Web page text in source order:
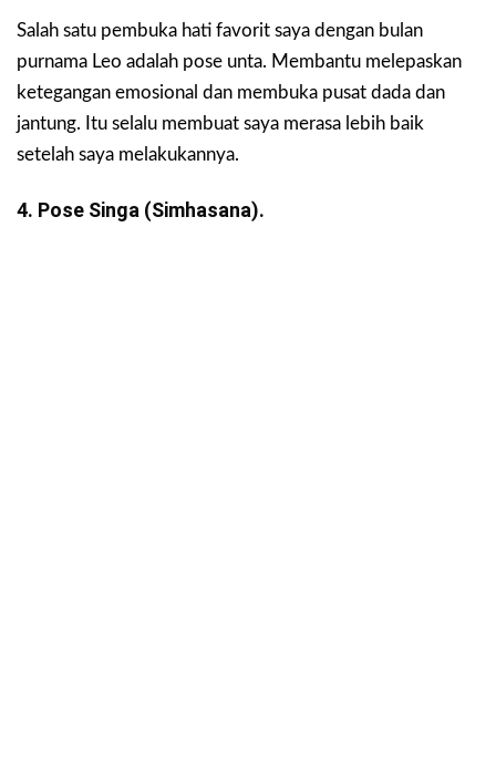
Salah satu pembuka hati favorit saya dengan bulan
purnama Leo adalah pose unta. Membantu melepaskan
ketegangan emosional dan membuka pusat dada dan
jantung. Itu selalu membuat saya merasa lebih baik
setelah saya melakukannya.
4. Pose Singa (Simhasana).